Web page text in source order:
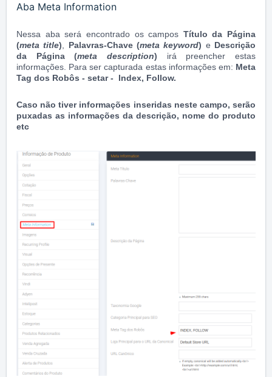
Aba Meta Information
Nessa aba será encontrado os campos Título da Página
(meta title), Palavras-Chave (meta keyword) e Descrição
da Página (meta description) irá preencher estas
informações. Para ser capturada estas informações em: Meta
Tag dos Robôs - setar - Index, Follow.
Caso não tiver informações inseridas neste campo, serão
puxadas as informações da descrição, nome do produto
etc